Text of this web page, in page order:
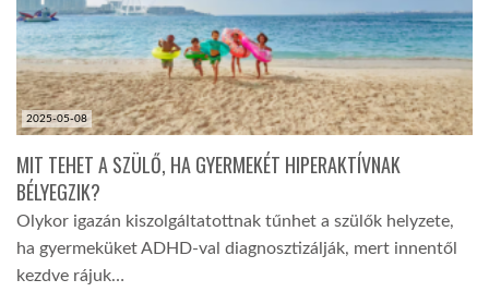
2025-05-08
MIT TEHET A SZÜLŐ, HA GYERMEKÉT HIPERAKTÍVNAK
BÉLYEGZIK?
Olykor igazán kiszolgáltatottnak tűnhet a szülők helyzete,
ha gyermeküket ADHD-val diagnosztizálják, mert innentől
kezdve rájuk…